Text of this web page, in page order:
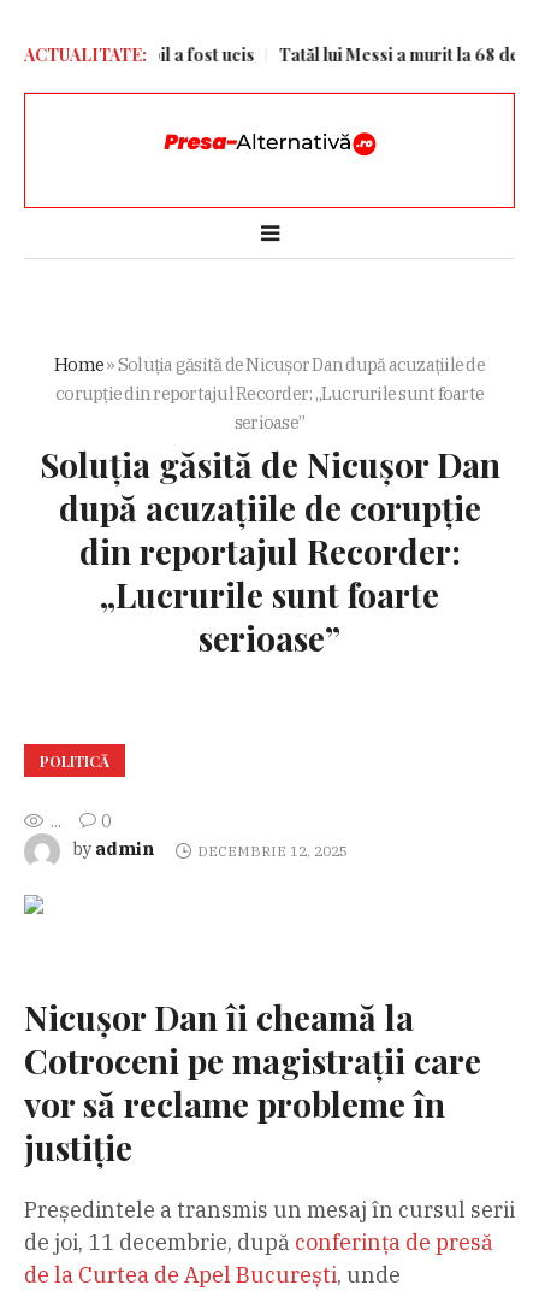
ACTUALITATE:
Kiev. Un copil a fost ucis Tatăl lui Messi a murit la 68 de ani
Home»Soluția găsită de Nicușor Dan după acuzațiile de
corupție din reportajul Recorder: „Lucrurile sunt foarte
serioase”
Soluția găsită de Nicușor Dan
după acuzațiile de corupție
din reportajul Recorder:
„Lucrurile sunt foarte
serioase”
POLITICĂ
...
0
by admin DECEMBRIE 12, 2025
Nicușor Dan îi cheamă la
Cotroceni pe magistrații care
vor să reclame probleme în
justiție
Președintele a transmis un mesaj în cursul serii
de joi, 11 decembrie, după conferința de presă
de la Curtea de Apel București, unde